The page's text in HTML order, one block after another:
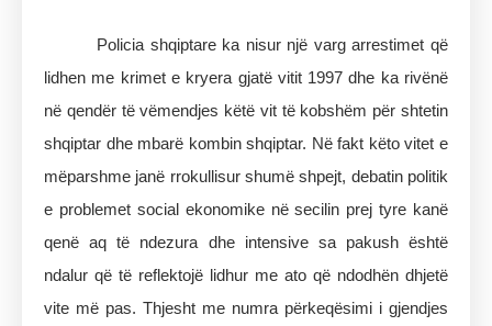
Policia shqiptare ka nisur një varg arrestimet që
lidhen me krimet e kryera gjatë vitit 1997 dhe ka rivënë
në qendër të vëmendjes këtë vit të kobshëm për shtetin
shqiptar dhe mbarë kombin shqiptar. Në fakt këto vitet e
mëparshme janë rrokullisur shumë shpejt, debatin politik
e problemet social ekonomike në secilin prej tyre kanë
qenë aq të ndezura dhe intensive sa pakush është
ndalur që të reflektojë lidhur me ato që ndodhën dhjetë
vite më pas. Thjesht me numra përkeqësimi i gjendjes